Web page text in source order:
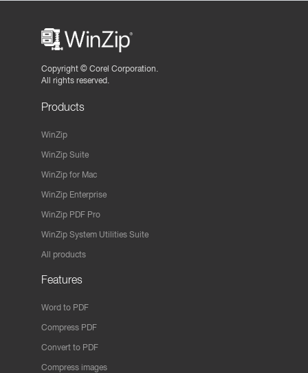
Copyright © Corel Corporation.
All rights reserved.
Products
WinZip
WinZip Suite
WinZip for Mac
WinZip Enterprise
WinZip PDF Pro
WinZip System Utilities Suite
All products
Features
Word to PDF
Compress PDF
Convert to PDF
Compress images